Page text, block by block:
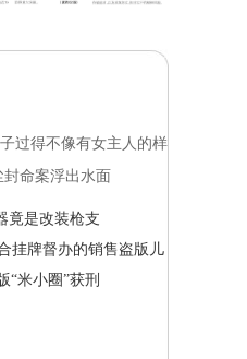
过得不像有女主人的样
命案浮出水面
竟是改装枪支
挂牌督办的销售盗版儿
“米小圈”获刑